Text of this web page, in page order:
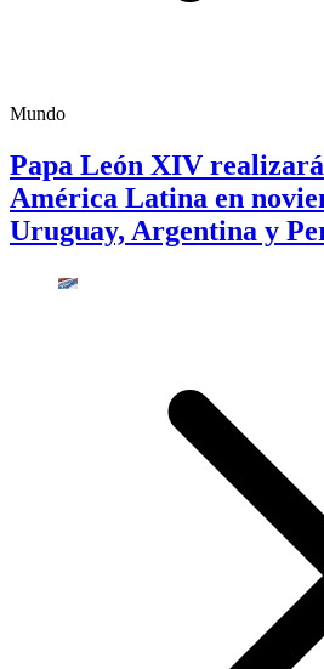
Mundo
Papa León XIV
América Latina en
Uruguay, Argentina y